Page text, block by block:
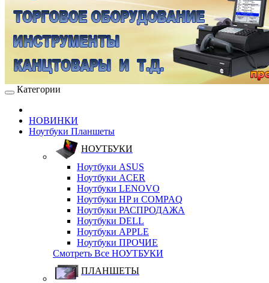
Категории
НОВИНКИ
Ноутбуки Планшеты
НОУТБУКИ
Ноутбуки ASUS
Ноутбуки ACER
Ноутбуки LENOVO
Ноутбуки HP и COMPAQ
Ноутбуки РАСПРОДАЖА
Ноутбуки DELL
Ноутбуки APPLE
Ноутбуки ПРОЧИЕ
Смотреть Все НОУТБУКИ
ПЛАНШЕТЫ